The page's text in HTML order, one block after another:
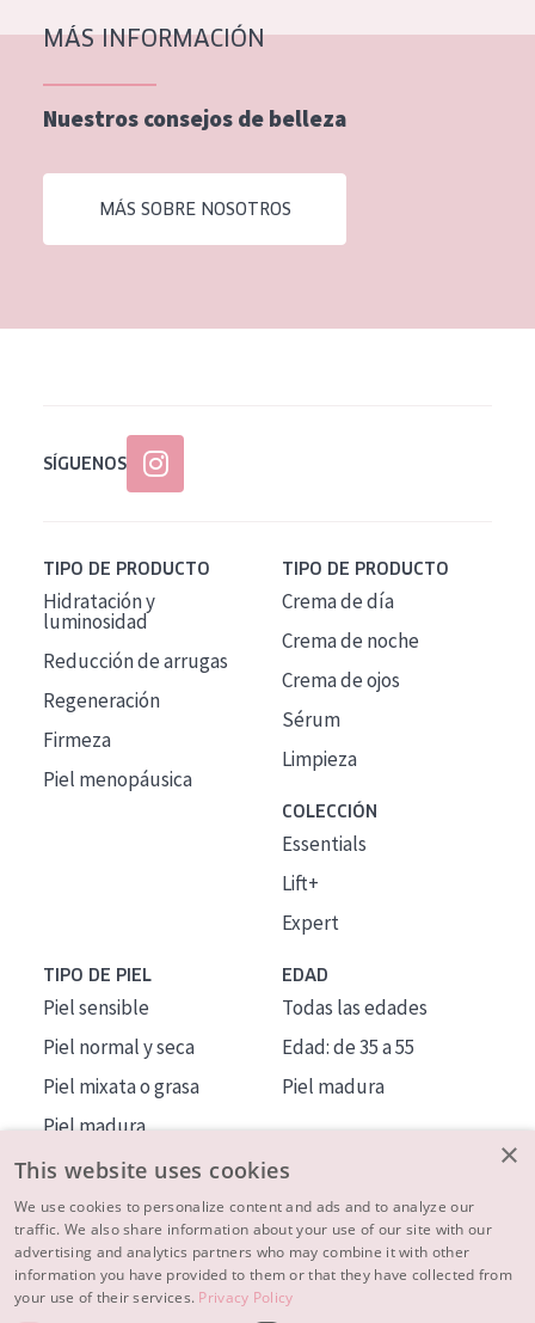
Piel normal y seca
Piel mixata o grasa
Piel madura
Piel expuesta al sol
Piel menopáusica
Todas las edades
MÁS INFORMACIÓN
Nuestros consejos de belleza
MÁS SOBRE NOSOTROS
SÍGUENOS
TIPO DE PRODUCTO
Hidratación y
luminosidad
Reducción de arrugas
Regeneración
Firmeza
Piel menopáusica
TIPO DE PRODUCTO
Crema de día
Crema de noche
Crema de ojos
Sérum
Limpieza
COLECCIÓN
Essentials
Lift+
Expert
TIPO DE PIEL
Piel sensible
Piel normal y seca
Piel mixata o grasa
Piel madura
Piel expuesta al sol
Piel menopáusica
EDAD
Todas las edades
Edad: de 35 a 55
Piel madura
MÁS SOBRE NOSOTROS
INSPIRACIÓN
×
This website uses cookies
We use cookies to personalize content and ads and to analyze our
traffic. We also share information about your use of our site with our
advertising and analytics partners who may combine it with other
information you have provided to them or that they have collected from
your use of their services. Privacy Policy